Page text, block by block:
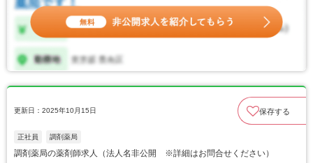
更新日：2025年10月15日 保存する
正社員 調剤薬局
調剤薬局の薬剤師求人（法人名非公開 ※詳細はお問合せください）